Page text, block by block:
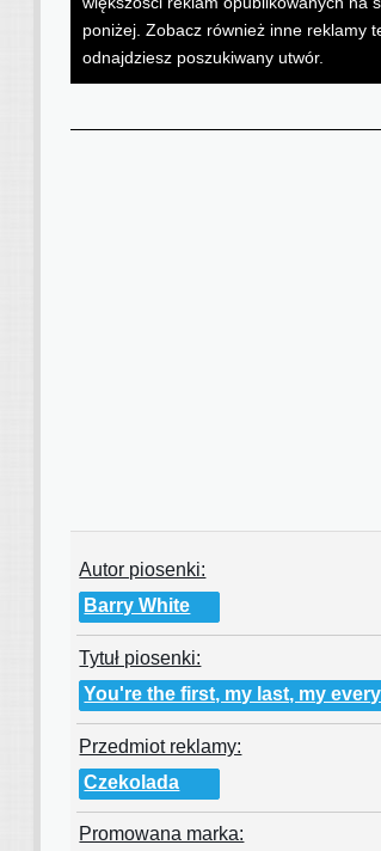
poniżej. Zobacz również inne reklamy
odnajdziesz poszukiwany utwór.
Autor piosenki:
Barry White
Tytuł piosenki:
You're the first, my last, my
Przedmiot reklamy:
Czekolada
Promowana marka: